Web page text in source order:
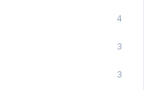
4
3
3